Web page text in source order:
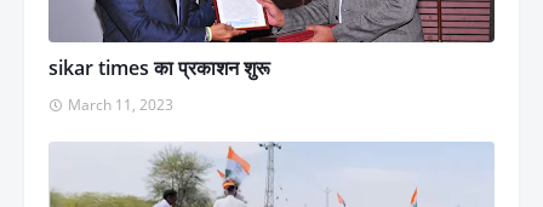
sikar times का प्रकाशन शुरू
March 11, 2023